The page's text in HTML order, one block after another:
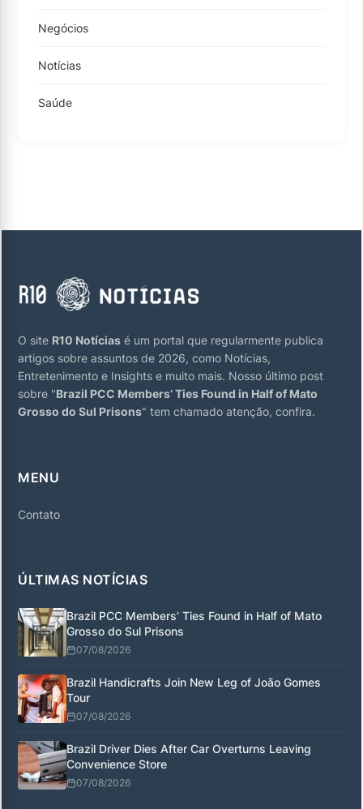
Negócios
Notícias
Saúde
O site R10 Notícias é um portal que regularmente publica
artigos sobre assuntos de 2026, como Notícias,
Entretenimento e Insights e muito mais. Nosso último post
sobre "Brazil PCC Members’ Ties Found in Half of Mato
Grosso do Sul Prisons" tem chamado atenção, confira.
MENU
Contato
ÚLTIMAS NOTÍCIAS
Brazil PCC Members’ Ties Found in Half of Mato
Grosso do Sul Prisons
07/08/2026
Brazil Handicrafts Join New Leg of João Gomes
Tour
07/08/2026
Brazil Driver Dies After Car Overturns Leaving
Convenience Store
07/08/2026